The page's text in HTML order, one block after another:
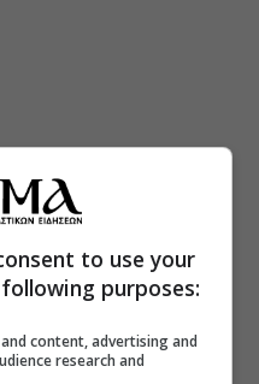
to use your
purposes:
content, advertising and
research and